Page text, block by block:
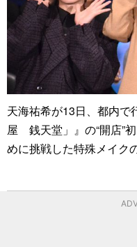
天海祐希が13日、都内で
屋 銭天堂」』の“開店”
めに挑戦した特殊メイク